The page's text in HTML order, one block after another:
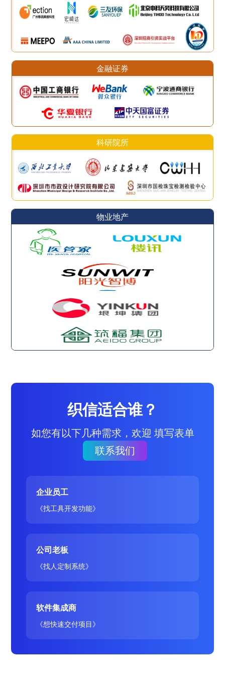
金融证券
科研院所
物业地产
织信适合谁？
如您有以下几种需求，欢迎 填写表单
联系我们
企业员工
《找工具开发功能》
公司老板
《找人定制系统》
软件集成商
《想快速交付项目》